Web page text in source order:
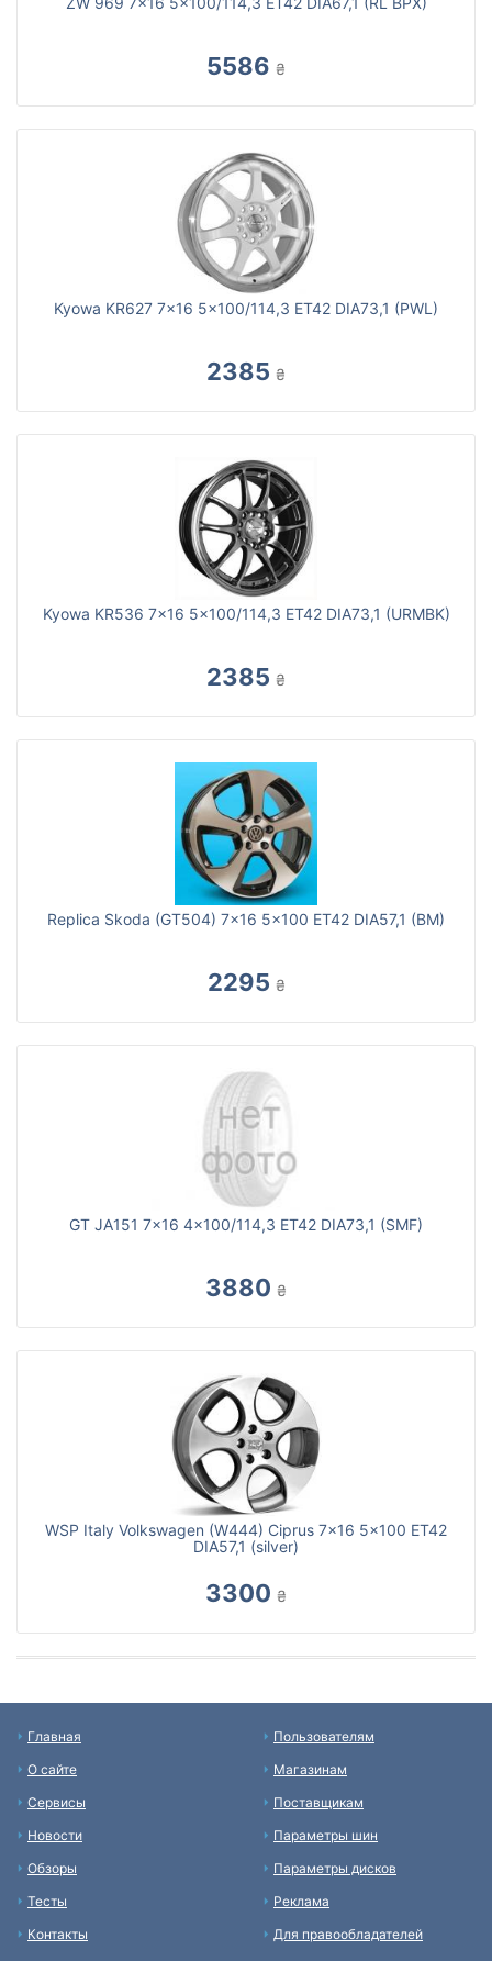
5586 ₴
Kyowa KR627 7x16 5x100/114,3 ET42 DIA73,1 (PWL)
2385 ₴
Kyowa KR536 7x16 5x100/114,3 ET42 DIA73,1 (URMBK)
2385 ₴
Replica Skoda (GT504) 7x16 5x100 ET42 DIA57,1 (BM)
2295 ₴
GT JA151 7x16 4x100/114,3 ET42 DIA73,1 (SMF)
3880 ₴
WSP Italy Volkswagen (W444) Ciprus 7x16 5x100 ET42
DIA57,1 (silver)
3300 ₴
Главная
О сайте
Сервисы
Новости
Обзоры
Тесты
Контакты
Пользователям
Магазинам
Поставщикам
Параметры шин
Параметры дисков
Реклама
Для правообладателей